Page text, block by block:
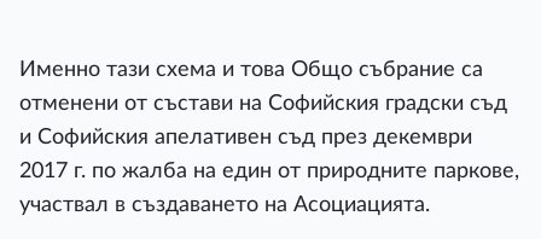
Именно тази схема и това Общо събрание са
отменени от състави на Софийския градски съд
и Софийския апелативен съд през декември
2017 г. по жалба на един от природните паркове,
участвал в създаването на Асоциацията.